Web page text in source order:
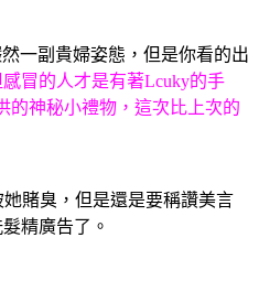
一副貴婦姿態，但是你看的出
感冒的人才是有著Lcuky的手
的神秘小禮物，這次比上次的
她賭臭，但是還是要稱讚美言
精廣告了。